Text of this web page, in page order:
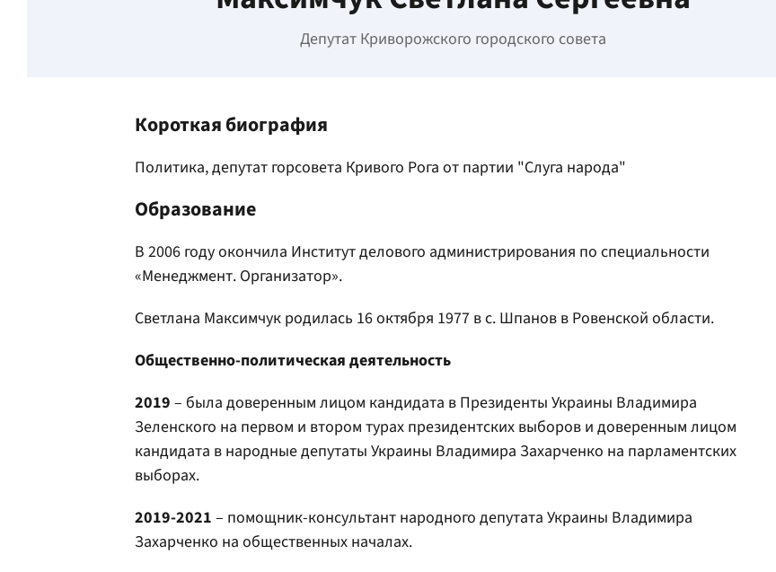
Депутат Криворожского городского совета
Короткая биография
Политика, депутат горсовета Кривого Рога от партии "Слуга народа"
Образование
В 2006 году окончила Институт делового администрирования по специальности
«Менеджмент. Организатор».
Светлана Максимчук родилась 16 октября 1977 в с. Шпанов в Ровенской области.
Общественно-политическая деятельность
2019 – была доверенным лицом кандидата в Президенты Украины Владимира
Зеленского на первом и втором турах президентских выборов и доверенным лицом
кандидата в народные депутаты Украины Владимира Захарченко на парламентских
выборах.
2019-2021 – помощник-консультант народного депутата Украины Владимира
Захарченко на общественных началах.